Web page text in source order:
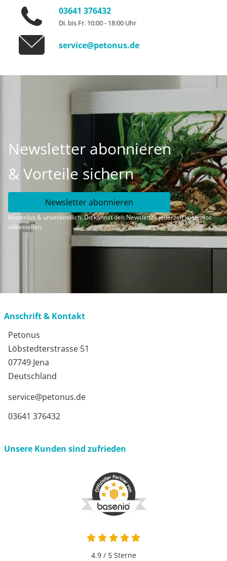
03641 376432
Di. bis Fr. 10:00 - 18:00 Uhr
service@petonus.de
Newsletter abonnieren
& Vorteile sichern
Newsletter abonnieren
Kostenlos & unverbindlich. Du kannst den Newsletter jederzeit kostenlos
abbestellen.
Anschrift & Kontakt
Petonus
Löbstedterstrasse 51
07749 Jena
Deutschland
service@petonus.de
03641 376432
Unsere Kunden sind zufrieden
4.9 / 5Sterne